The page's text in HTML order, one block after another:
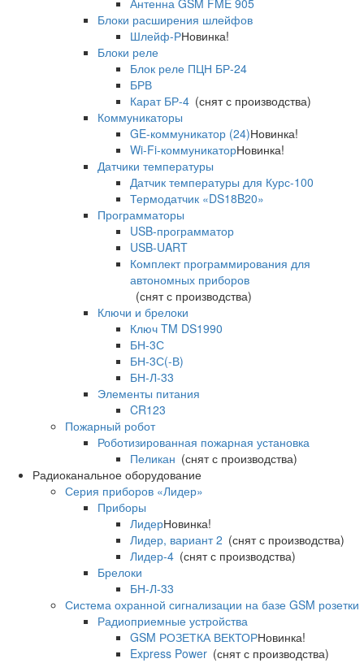
Антенна GSM FME 905
Блоки расширения шлейфов
Шлейф-РНовинка!
Блоки реле
Блок реле ПЦН БР-24
БРВ
Карат БР-4 (снят с производства)
Коммуникаторы
GE-коммуникатор (24)Новинка!
Wi-Fi-коммуникаторНовинка!
Датчики температуры
Датчик температуры для Курс-100
Термодатчик «DS18B20»
Программаторы
USB-программатор
USB-UART
Комплект программирования для
автономных приборов
(снят с производства)
Ключи и брелоки
Ключ TM DS1990
БН-3С
БН-3С(-В)
БН-Л-33
Элементы питания
CR123
Пожарный робот
Роботизированная пожарная установка
Пеликан (снят с производства)
Радиоканальное оборудование
Серия приборов «Лидер»
Приборы
ЛидерНовинка!
Лидер, вариант 2 (снят с производства)
Лидер-4 (снят с производства)
Брелоки
БН-Л-33
Система охранной сигнализации на базе GSM розетки
Радиоприемные устройства
GSM РОЗЕТКА ВЕКТОРНовинка!
Express Power (снят с производства)